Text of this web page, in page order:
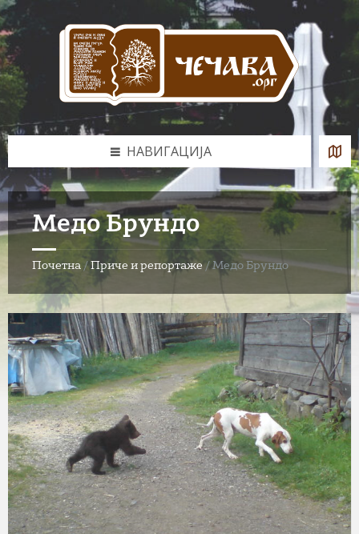
Skip
to
content
Skip
to
left
sidebar
Skip
to
footer
НАВИГАЦИЈА
Медо Брундо
Почетна /Приче и репортаже/ Медо Брундо